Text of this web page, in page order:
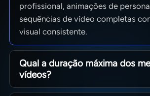
profissional, animações de
sequências de vídeo completas
visual consistente.
Qual a duração máxima dos
vídeos?
De vídeos curtos para redes